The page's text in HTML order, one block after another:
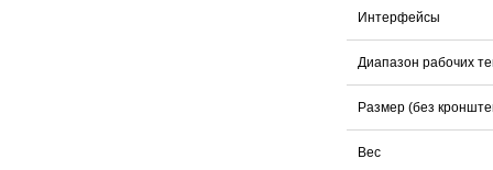
Интерфейсы
Диапазон рабочих
Размер (без
Вес